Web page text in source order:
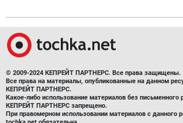
© 2009-2024 КЕПРЕЙТ ПАРТНЕРС. Все права защищены.
Все права на материалы, опубликованные на данном
КЕПРЕЙТ ПАРТНЕРС.
Какое-либо использование материалов без письменного
КЕПРЕЙТ ПАРТНЕРС запрещено.
При правомерном использовании материалов с данного